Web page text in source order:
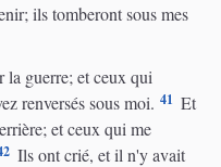
ils tomberont sous mes
la guerre; et ceux qui
renversés sous moi. 41 Et
et ceux qui me
Ils ont crié, et il n'y avait